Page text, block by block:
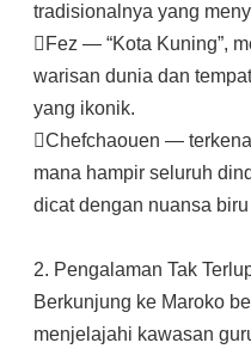
tradisionalnya yang
Fez — “Kota Kuning”,
warisan dunia dan
yang ikonik.
Chefchaouen —
mana hampir seluruh
dicat dengan nuansa
2. Pengalaman Tak
Berkunjung ke Maroko
menjelajahi kawasan